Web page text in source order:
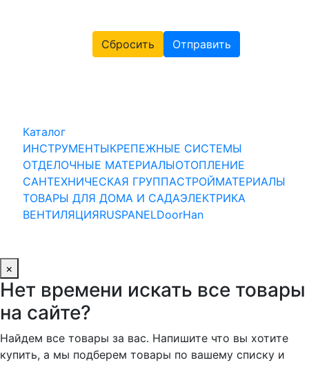
Сбросить Отправить
Каталог
ИНСТРУМЕНТЫКРЕПЕЖНЫЕ СИСТЕМЫ
ОТДЕЛОЧНЫЕ МАТЕРИАЛЫОТОПЛЕНИЕ
САНТЕХНИЧЕСКАЯ ГРУППАСТРОЙМАТЕРИАЛЫ
ТОВАРЫ ДЛЯ ДОМА И САДАЭЛЕКТРИКА
ВЕНТИЛЯЦИЯRUSPANELDoorHan
×
Нет времени искать все товары
на сайте?
Найдем все товары за вас. Напишите что вы хотите
купить, а мы подберем товары по вашему списку и